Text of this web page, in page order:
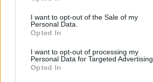
I want to opt-out of the Sale of my
Personal Data.
Opted In
I want to opt-out of processing my
Personal Data for Targeted Advertising.
Opted In